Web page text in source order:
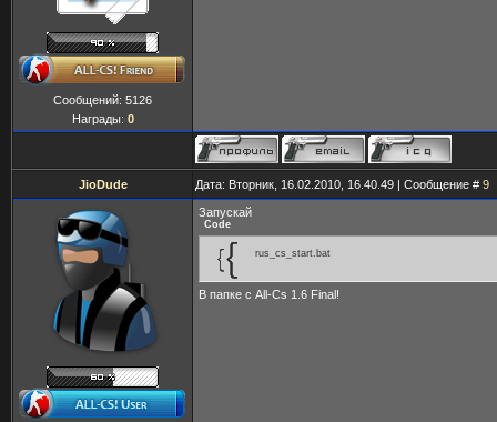
Сообщений: 5126
Награды: 0
JioDude Дата: Вторник, 16.02.2010, 16.40.49 | Сообщение # 9
Запускай
Code
rus_cs_start.bat
В папке с All-Cs 1.6 Final!